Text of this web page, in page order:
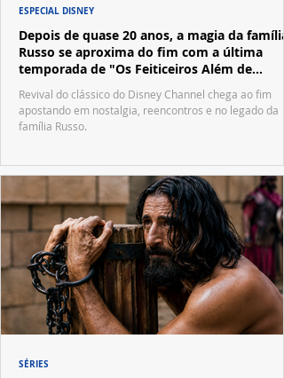
Depois de quase 20 anos, a magia da família
Russo se aproxima do fim com a última
temporada de "Os Feiticeiros Além de
Revival do clássico do Disney Channel chega ao fim
apostando em nostalgia, reencontros e no legado da
família Russo.
ESPECIAL DISNEY
SÉRIES